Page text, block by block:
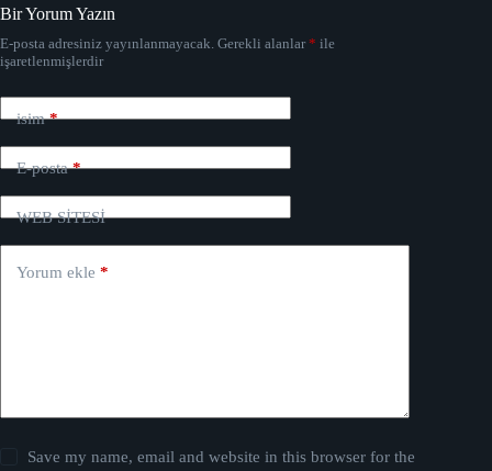
Bir Yorum Yazın
E-posta adresiniz yayınlanmayacak. Gerekli alanlar* ile
işaretlenmişlerdir
isim*
E-posta*
WEB SİTESİ
Yorum ekle *
Save my name, email and website in this browser for the